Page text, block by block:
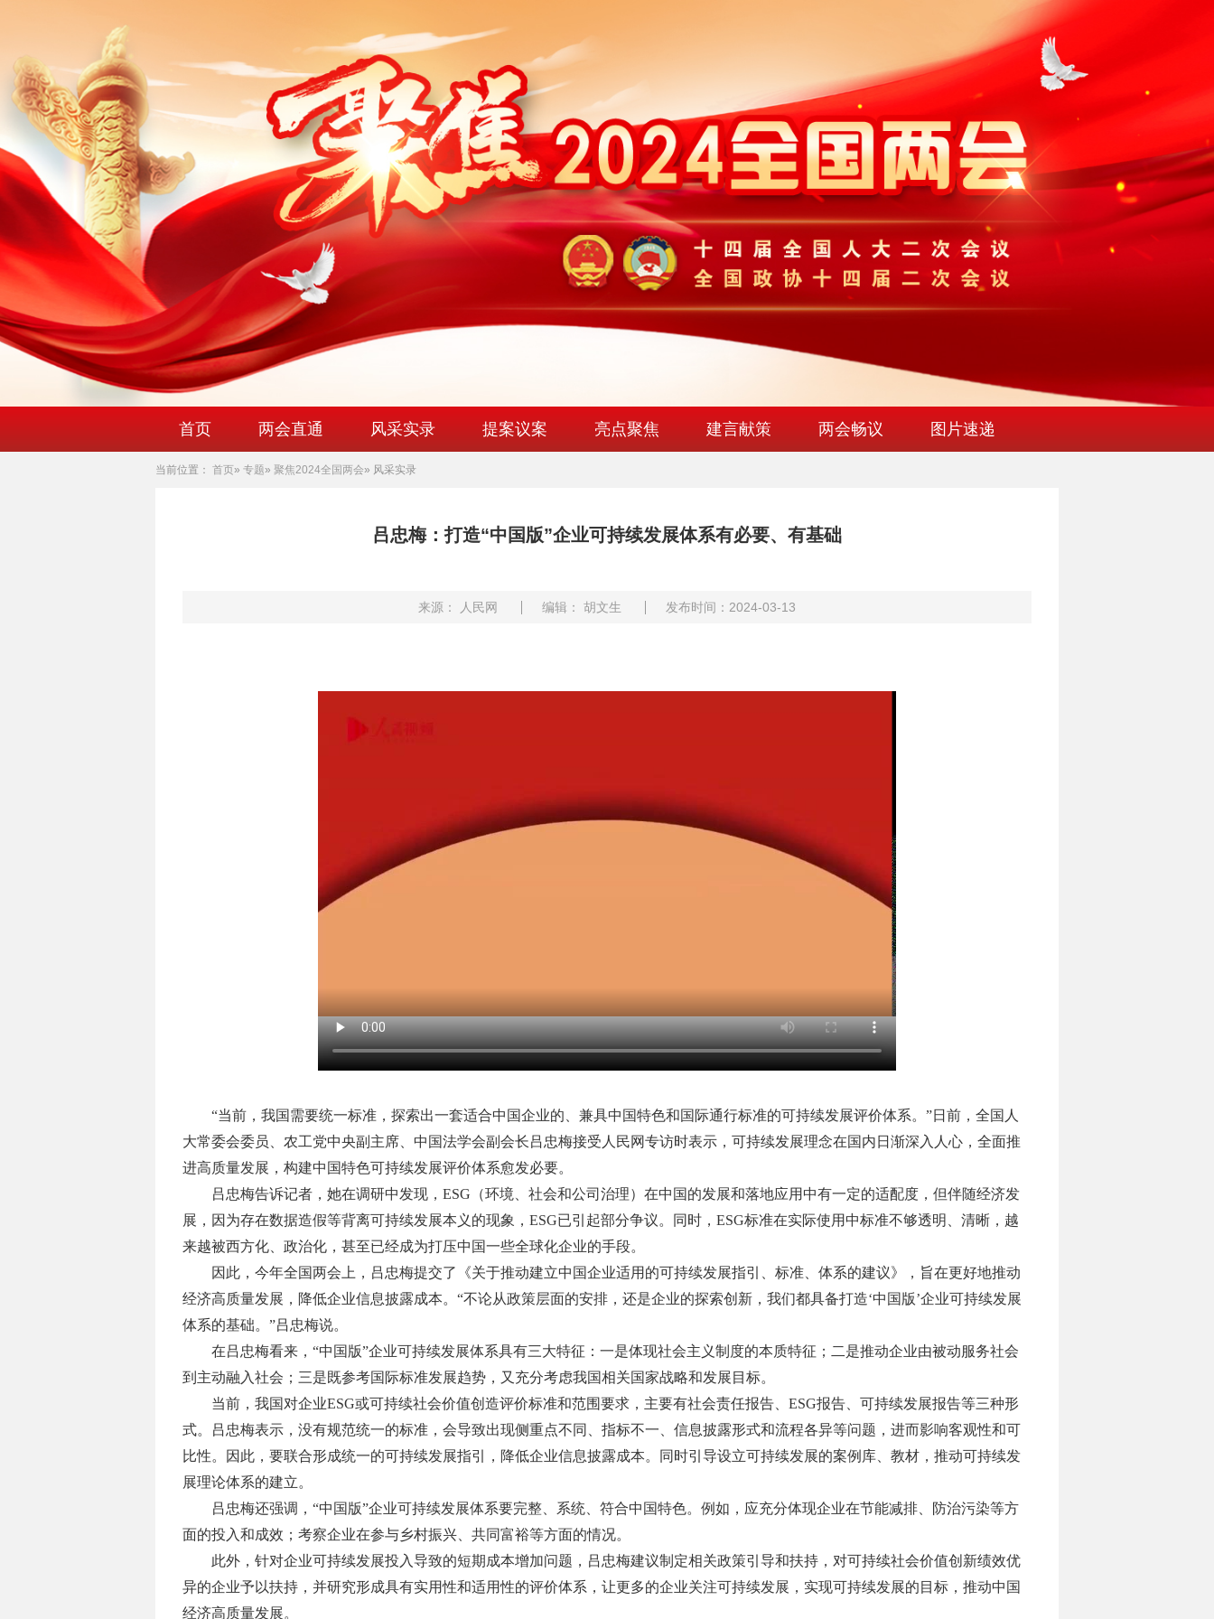
首页 两会直通 风采实录 提案议案 亮点聚焦 建言献策 两会畅议 图片速递
当前位置： 首页» 专题» 聚焦2024全国两会» 风采实录
吕忠梅：打造“中国版”企业可持续发展体系有必要、有基础
来源： 人民网 编辑： 胡文生 发布时间：2024-03-13
“当前，我国需要统一标准，探索出一套适合中国企业的、兼具中国特色和国际通行标准的可持续发展评价体系。”日前，全国人
大常委会委员、农工党中央副主席、中国法学会副会长吕忠梅接受人民网专访时表示，可持续发展理念在国内日渐深入人心，全面推
进高质量发展，构建中国特色可持续发展评价体系愈发必要。
吕忠梅告诉记者，她在调研中发现， ESG（环境、社会和公司治理）在中国的发展和落地应用中有一定的适配度，但伴随经济发
展，因为存在数据造假等背离可持续发展本义的现象，ESG已引起部分争议。同时，ESG标准在实际使用中标准不够透明、清晰，越
来越被西方化、政治化，甚至已经成为打压中国一些全球化企业的手段。
因此，今年全国两会上，吕忠梅提交了《关于推动建立中国企业适用的可持续发展指引、标准、体系的建议》，旨在更好地推动
经济高质量发展，降低企业信息披露成本。 “不论从政策层面的安排，还是企业的探索创新，我们都具备打造‘中国版’企业可持续发展
体系的基础。”吕忠梅说。
在吕忠梅看来， “中国版”企业可持续发展体系具有三大特征：一是体现社会主义制度的本质特征；二是推动企业由被动服务社会
到主动融入社会；三是既参考国际标准发展趋势，又充分考虑我国相关国家战略和发展目标。
当前，我国对企业ESG或可持续社会价值创造评价标准和范围要求，主要有社会责任报告、ESG报告、可持续发展报告等三种形
式。吕忠梅表示，没有规范统一的标准，会导致出现侧重点不同、指标不一、信息披露形式和流程各异等问题，进而影响客观性和可
比性。因此，要联合形成统一的可持续发展指引，降低企业信息披露成本。同时引导设立可持续发展的案例库、教材，推动可持续发
展理论体系的建立。
吕忠梅还强调， “中国版”企业可持续发展体系要完整、系统、符合中国特色。例如，应充分体现企业在节能减排、防治污染等方
面的投入和成效；考察企业在参与乡村振兴、共同富裕等方面的情况。
此外，针对企业可持续发展投入导致的短期成本增加问题，吕忠梅建议制定相关政策引导和扶持，对可持续社会价值创新绩效优
异的企业予以扶持，并研究形成具有实用性和适用性的评价体系，让更多的企业关注可持续发展，实现可持续发展的目标，推动中国
经济高质量发展。